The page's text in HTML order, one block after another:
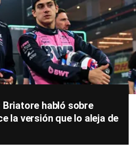
Briatore habló sobre
la versión que lo aleja de